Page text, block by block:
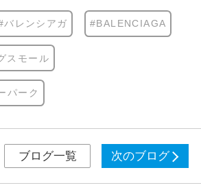
バレンシアガ #BALENCIAGA
スモール
パーク
ブログ一覧 次のブログ